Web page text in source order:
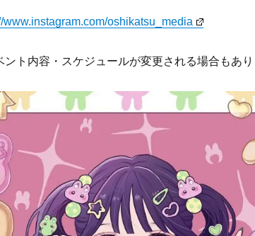
www.instagram.com/oshikatsu_media
ト内容・スケジュールが変更される場合もあ